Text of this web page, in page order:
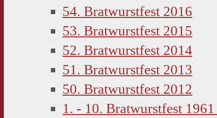
54. Bratwurstfest 2016
53. Bratwurstfest 2015
52. Bratwurstfest 2014
51. Bratwurstfest 2013
50. Bratwurstfest 2012
1. - 10. Bratwurstfest